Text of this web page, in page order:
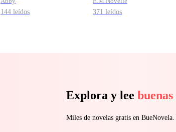
144 leídos
371 leídos
Explora y lee
Miles de novelas gratis en